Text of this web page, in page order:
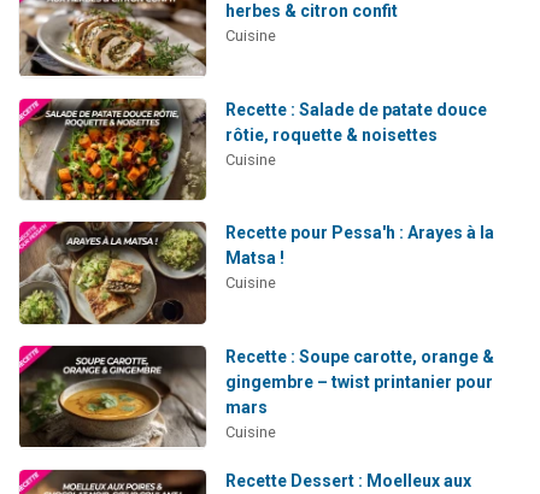
herbes & citron confit
Cuisine
Recette : Salade de patate douce
rôtie, roquette & noisettes
Cuisine
Recette pour Pessa'h : Arayes à la
Matsa !
Cuisine
Recette : Soupe carotte, orange &
gingembre – twist printanier pour
mars
Cuisine
Recette Dessert : Moelleux aux